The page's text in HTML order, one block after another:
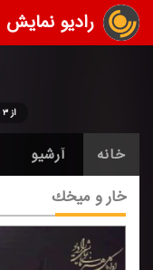
رادیو نمایش
از ۳ فروردین ۱۱:۰۰ به مدت ۳۰ دقیقه
خانه آرشیو
خار و میخك